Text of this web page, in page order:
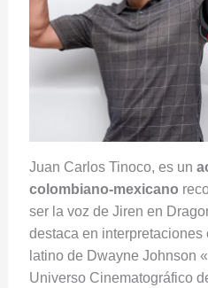
Juan Carlos Tinoco, es un
colombiano-mexicano
ser la voz de Jiren en
destaca en interpretaciones
latino de Dwayne Johnson
Universo Cinematográfico